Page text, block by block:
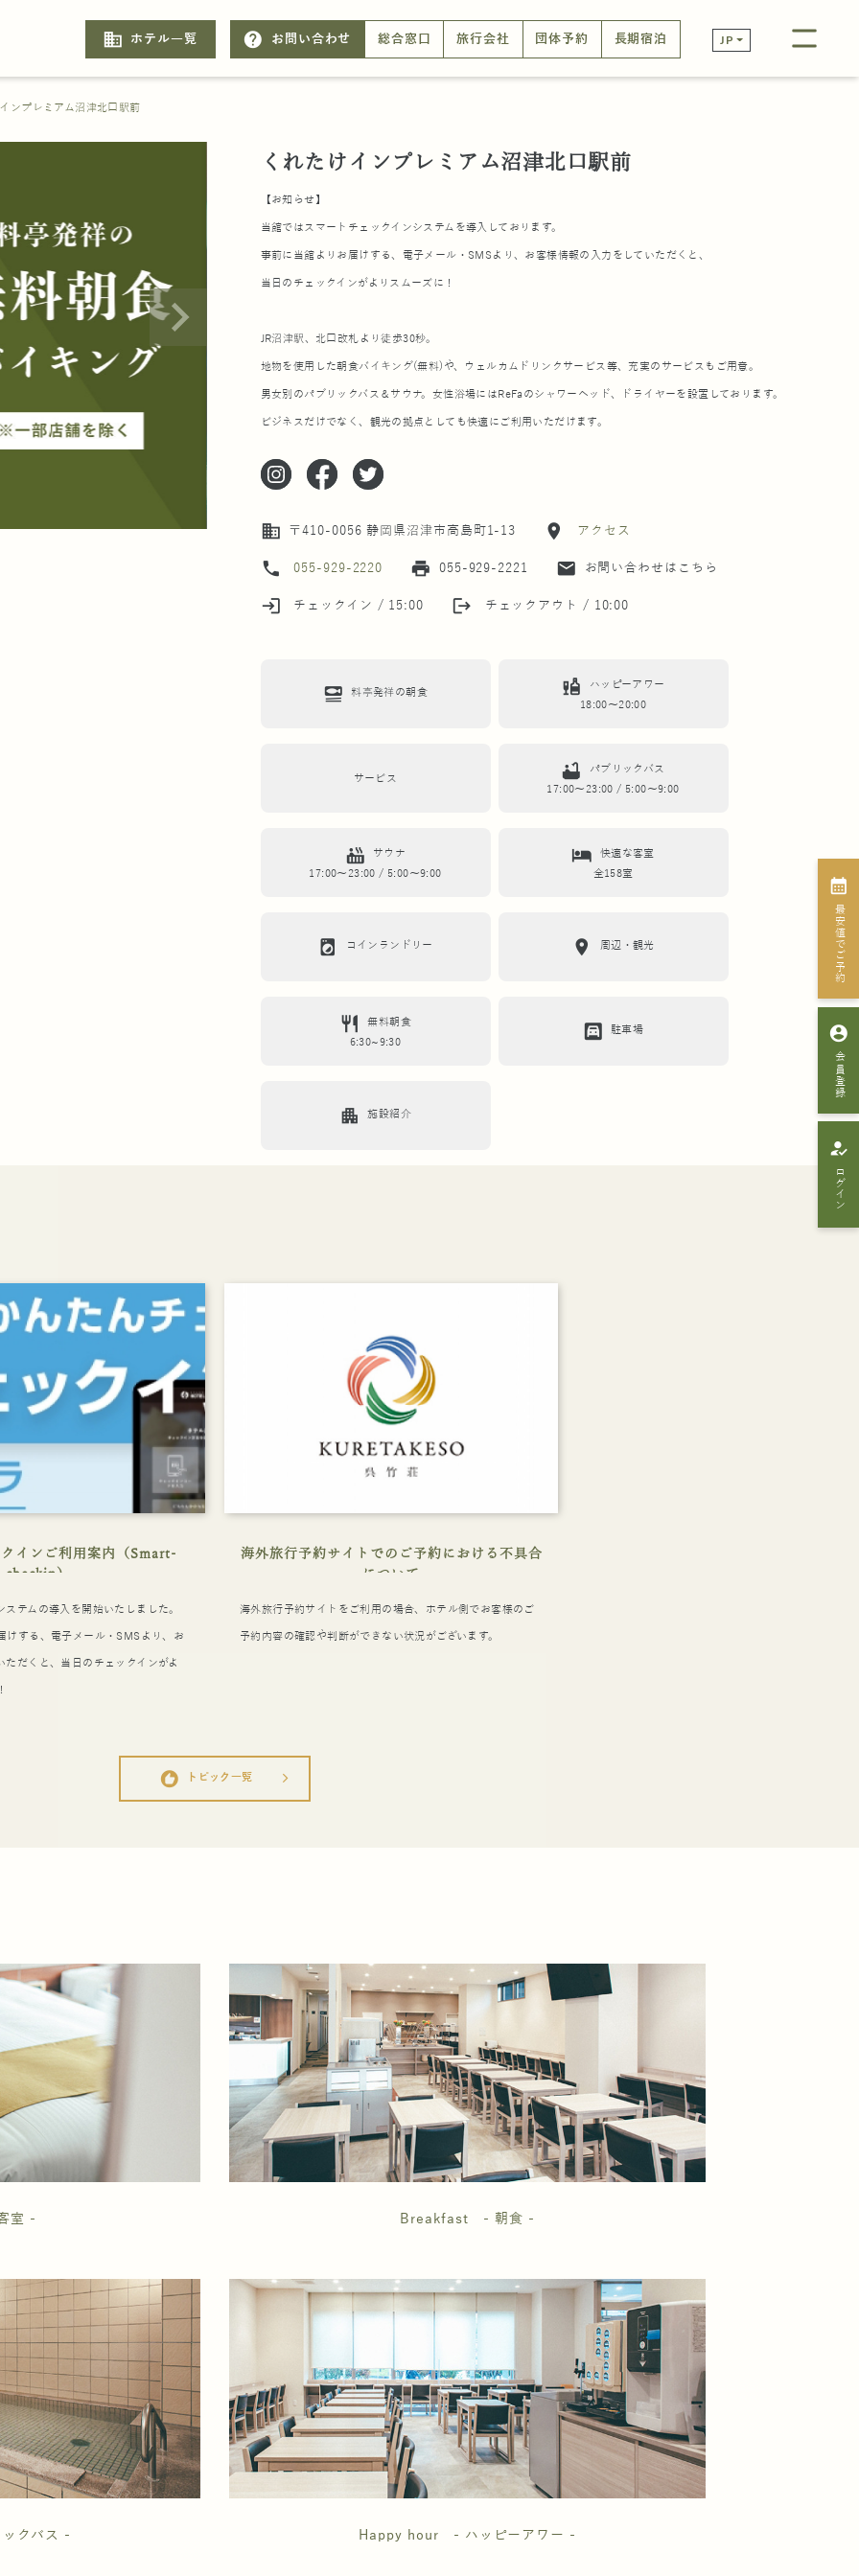
business ホテル一覧 help お問い合わせ 総合窓口 旅行会社 団体予約 長期宿泊 JP
calendar_month
最安値でご予約
account_circle
会員登録
how_to_reg
ログイン
ンプレミアム沼津北口駅前
くれたけインプレミアム沼津北口駅前
【お知らせ】
当館ではスマートチェックインシステムを導入しております。
事前に当館よりお届けする、電子メール・SMSより、お客様情報の入力をしていただくと、
当日のチェックインがよりスムーズに！
JR沼津駅、北口改札より徒歩30秒。
地物を使用した朝食バイキング(無料)や、ウェルカムドリンクサービス等、充実のサービスもご用意。
男女別のパブリックバス＆サウナ。女性浴場にはReFaのシャワーヘッド、ドライヤーを設置しております。
ビジネスだけでなく、観光の拠点としても快適にご利用いただけます。
business 〒410-0056 静岡県沼津市高島町1-13 location_on アクセス
phone 055-929-2220 print 055-929-2221 mail お問い合わせはこちら
login チェックイン / 15:00 logout チェックアウト / 10:00
set_meal 料亭発祥の朝食 liquor
ハッピーアワー
18:00～20:00
サービス bathtub
パブリックバス
17:00～23:00 / 5:00～9:00
hot_tub
サウナ
17:00～23:00 / 5:00～9:00
hotel
快適な客室
全158室
local_laundry_service コインランドリー location_on 周辺・観光
restaurant
無料朝食
6:30~9:30
garage 駐車場
apartment 施設紹介
インご利用案内（Smart-
checkin）
ステムの導入を開始いたしました。
けする、電子メール・SMSより、お
ただくと、当日のチェックインがよ
海外旅行予約サイトでのご予約における不具合
について
海外旅行予約サイトをご利用の場合、ホテル側でお客様のご
予約内容の確認や判断ができない状況がございます。
recommend トピック一覧 arrow_forward_ios
室 - Breakfast - 朝食 -
クバス - Happy hour - ハッピーアワー -